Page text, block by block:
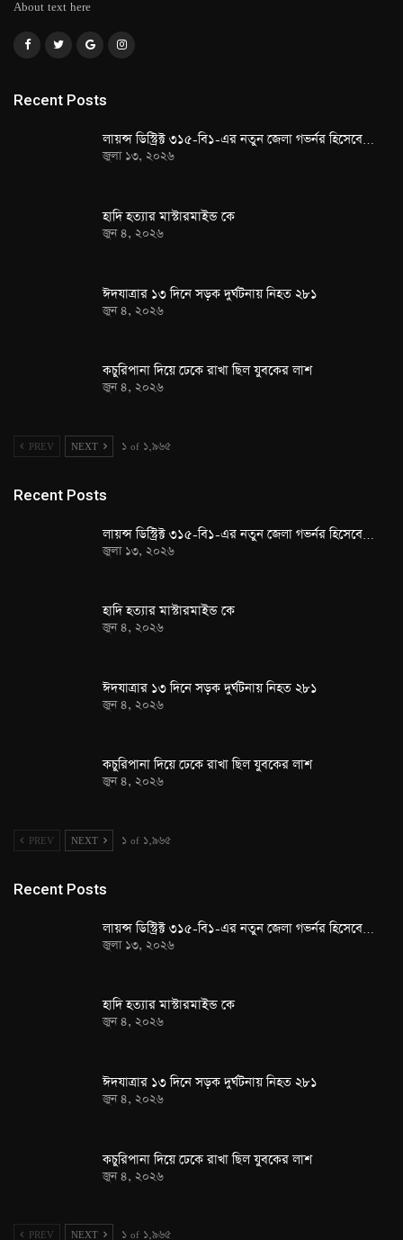
About text here
Recent Posts
লায়ন্স ডিস্ট্রিক্ট ৩১৫-বি১-এর নতুন জেলা গভর্নর হিসেবে…
জুলা ১৩, ২০২৬
হাদি হত্যার মাস্টারমাইন্ড কে
জুন ৪, ২০২৬
ঈদযাত্রার ১৩ দিনে সড়ক দুর্ঘটনায় নিহত ২৮১
জুন ৪, ২০২৬
কচুরিপানা দিয়ে ঢেকে রাখা ছিল যুবকের লাশ
জুন ৪, ২০২৬
PREV NEXT ১ of ১,৯৬৫
Recent Posts
লায়ন্স ডিস্ট্রিক্ট ৩১৫-বি১-এর নতুন জেলা গভর্নর হিসেবে…
জুলা ১৩, ২০২৬
হাদি হত্যার মাস্টারমাইন্ড কে
জুন ৪, ২০২৬
ঈদযাত্রার ১৩ দিনে সড়ক দুর্ঘটনায় নিহত ২৮১
জুন ৪, ২০২৬
কচুরিপানা দিয়ে ঢেকে রাখা ছিল যুবকের লাশ
জুন ৪, ২০২৬
PREV NEXT ১ of ১,৯৬৫
Recent Posts
লায়ন্স ডিস্ট্রিক্ট ৩১৫-বি১-এর নতুন জেলা গভর্নর হিসেবে…
জুলা ১৩, ২০২৬
হাদি হত্যার মাস্টারমাইন্ড কে
জুন ৪, ২০২৬
ঈদযাত্রার ১৩ দিনে সড়ক দুর্ঘটনায় নিহত ২৮১
জুন ৪, ২০২৬
কচুরিপানা দিয়ে ঢেকে রাখা ছিল যুবকের লাশ
জুন ৪, ২০২৬
PREV NEXT ১ of ১,৯৬৫